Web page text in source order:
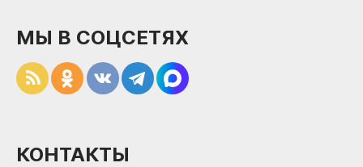
МЫ В СОЦСЕТЯХ
КОНТАКТЫ